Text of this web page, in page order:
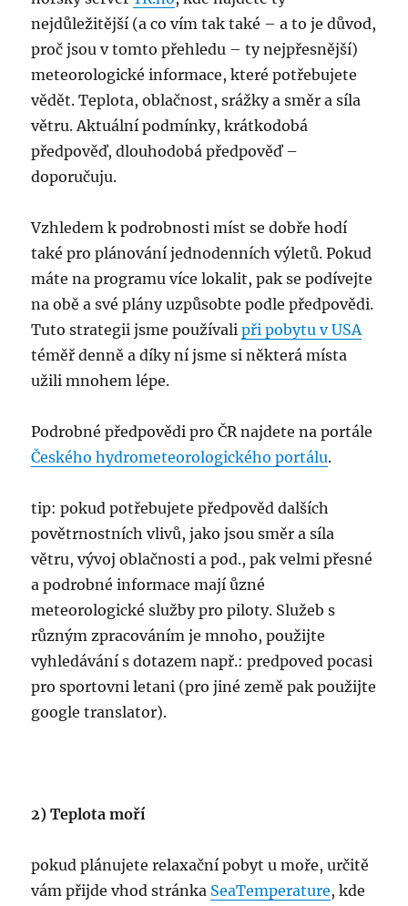
nejdůležitější (a co vím tak také – a to je důvod,
proč jsou v tomto přehledu – ty nejpřesnější)
meteorologické informace, které potřebujete
vědět. Teplota, oblačnost, srážky a směr a síla
větru. Aktuální podmínky, krátkodobá
předpověď, dlouhodobá předpověď –
doporučuju.
Vzhledem k podrobnosti míst se dobře hodí
také pro plánování jednodenních výletů. Pokud
máte na programu více lokalit, pak se podívejte
na obě a své plány uzpůsobte podle předpovědi.
Tuto strategii jsme používalipři pobytu v USA
téměř denně a díky ní jsme si některá místa
užili mnohem lépe.
Podrobné předpovědi pro ČR najdete na portále
Českého hydrometeorologického portálu.
tip: pokud potřebujete předpověd dalších
povětrnostních vlivů, jako jsou směr a síla
větru, vývoj oblačnosti a pod., pak velmi přesné
a podrobné informace mají ůzné
meteorologické služby pro piloty. Služeb s
různým zpracováním je mnoho, použijte
vyhledávání s dotazem např.: predpoved pocasi
pro sportovni letani (pro jiné země pak použijte
google translator).
2) Teplota moří
pokud plánujete relaxační pobyt u moře, určitě
vám přijde vhod stránka SeaTemperature, kde